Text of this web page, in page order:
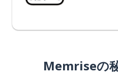
Memriseの